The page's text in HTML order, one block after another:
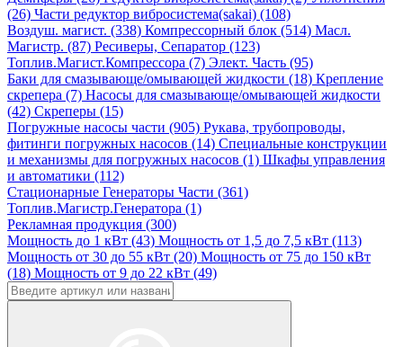
(26) Части редуктор вибросистема(sakai) (108)
Воздуш. магист. (338) Компрессорный блок (514) Масл.
Магистр. (87) Ресиверы, Сепаратор (123)
Топлив.Магист.Компрессора (7) Элект. Часть (95)
Баки для смазывающе/омывающей жидкости (18) Крепление
скрепера (7) Насосы для смазывающе/омывающей жидкости
(42) Скреперы (15)
Погружные насосы части (905) Рукава, трубопроводы,
фитинги погружных насосов (14) Специальные конструкции
и механизмы для погружных насосов (1) Шкафы управления
и автоматики (112)
Стационарные Генераторы Части (361)
Топлив.Магистр.Генератора (1)
Рекламная продукция (300)
Мощность до 1 кВт (43) Мощность от 1,5 до 7,5 кВт (113)
Мощность от 30 до 55 кВт (20) Мощность от 75 до 150 кВт
(18) Мощность от 9 до 22 кВт (49)